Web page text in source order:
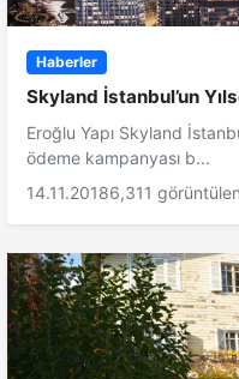
Haberler
Skyland İstanbul’un
Eroğlu Yapı Skyland
ödeme kampanyası b...
14.11.20186,311